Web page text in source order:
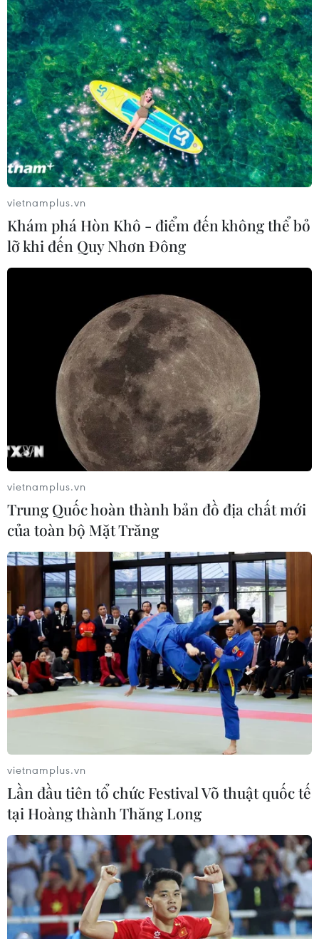
vietnamplus.vn
Khám phá Hòn Khô - điểm đến không thể bỏ
lỡ khi đến Quy Nhơn Đông
vietnamplus.vn
Trung Quốc hoàn thành bản đồ địa chất mới
của toàn bộ Mặt Trăng
vietnamplus.vn
Lần đầu tiên tổ chức Festival Võ thuật quốc tế
tại Hoàng thành Thăng Long